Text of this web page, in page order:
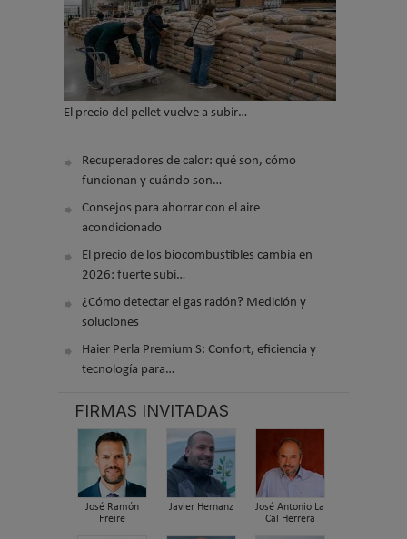
El precio del pellet vuelve a subir…
Recuperadores de calor: qué son, cómo
funcionan y cuándo son…
Consejos para ahorrar con el aire
acondicionado
El precio de los biocombustibles cambia en
2026: fuerte subi…
¿Cómo detectar el gas radón? Medición y
soluciones
Haier Perla Premium S: Confort, eficiencia y
tecnología para…
FIRMAS INVITADAS
José Ramón
Freire
Javier Hernanz
José Antonio La
Cal Herrera